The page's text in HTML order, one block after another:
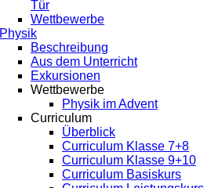
Tür
Wettbewerbe
Physik
Beschreibung
Aus dem Unterricht
Exkursionen
Wettbewerbe
Physik im Advent
Curriculum
Überblick
Curriculum Klasse 7+8
Curriculum Klasse 9+10
Curriculum Basiskurs